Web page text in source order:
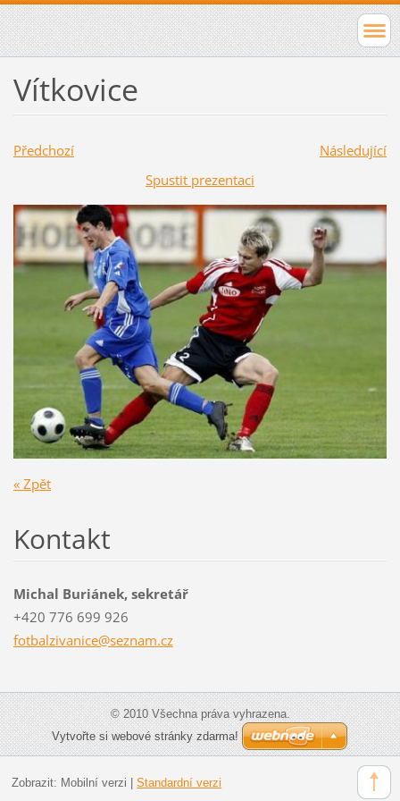
Vítkovice
Předchozí
Následující
Spustit prezentaci
« Zpět
Kontakt
Michal Buriánek, sekretář
+420 776 699 926
fotbalzivanice@seznam.cz
© 2010 Všechna práva vyhrazena.
Vytvořte si webové stránky zdarma!
Zobrazit: Mobilní verzi Standardní verzi